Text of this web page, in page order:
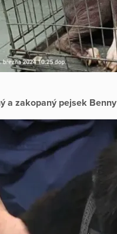
a zakopaný pejsek Benny